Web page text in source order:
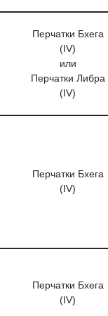
Перчатки Бхега
(IV)
или
Перчатки Либра
(IV)
Перчатки Бхега
(IV)
Перчатки Бхега
(IV)